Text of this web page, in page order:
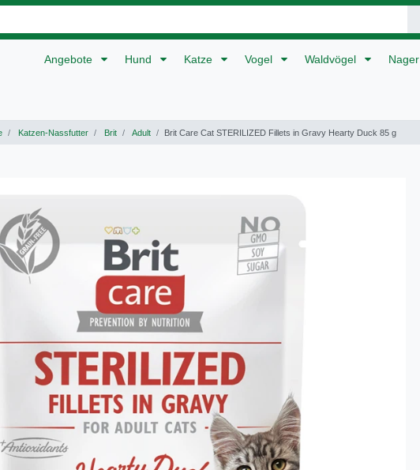
Angebote Hund Katze Vogel Waldvögel Nager
Katzen-Nassfutter Brit Adult Brit Care Cat STERILIZED Fillets in Gravy Hearty Duck 85 g